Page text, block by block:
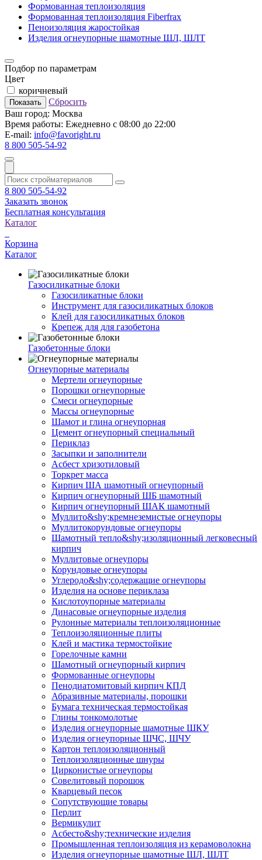
Формованная теплоизоляция
Формованная теплоизоляция Fiberfrax
Пеноизоляция жаростойкая
Изделия огнеупорные шамотные ШЛ, ШЛТ
Подбор по параметрам
Цвет
коричневый
Показать
Сбросить
Ваш город: Москва
Время работы: Ежедневно с 08:00 до 22:00
E-mail: info@favoright.ru
8 800 505-54-92
8 800 505-54-92
Заказать звонок
Бесплатная консультация
Каталог
Корзина
Каталог
Газосиликатные блоки
Газосиликатные блоки
Инструмент для газосиликатных блоков
Клей для газосиликатных блоков
Крепеж для для газобетона
Газобетонные блоки
Огнеупорные материалы
Мертели огнеупорные
Порошки огнеупорные
Смеси огнеупорные
Массы огнеупорные
Шамот и глина огнеупорная
Цемент огнеупорный специальный
Периклаз
Засыпки и заполнители
Асбест хризотиловый
Торкрет масса
Кирпич ША шамотный огнеупорный
Кирпич огнеупорный ШБ шамотный
Кирпич огнеупорный ШАК шамотный
Муллито&shy;­кремнеземистые огнеупоры
Муллито­корундовые огнеупоры
Шамотный тепло&shy;изоляционный легковесный
кирпич
Муллитовые огнеупоры
Корундовые огнеупоры
Углеродо&shy;содержащие огнеупоры
Изделия на основе периклаза
Кислотоупорные материалы
Динасовые огнеупорные изделия
Рулонные материалы теплоизоляционные
Тепло­изоляционные плиты
Клей и мастика термостойкие
Горелочные камни
Шамотный огнеупорный кирпич
Формованные огнеупоры
Пенодиатомитовый кирпич КПД
Абразивные материалы, порошки
Бумага техническая термостойкая
Глины тонкомолотые
Изделия огнеупорные шамотные ШКУ
Изделия огнеупорные ШЧС, ШЧУ
Картон теплоизоляционный
Теплоизоляционные шнуры
Цирконистые огнеупоры
Совелитовый порошок
Кварцевый песок
Сопутствующие товары
Перлит
Вермикулит
Асбесто&shy;технические изделия
Промышленная теплоизоляция из керамоволокна
Изделия огнеупорные шамотные ШЛ, ШЛТ